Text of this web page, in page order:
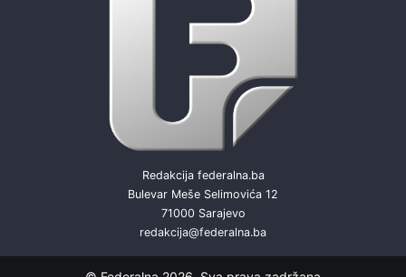
Redakcija federalna.ba
Bulevar Meše Selimovića 12
71000 Sarajevo
redakcija@federalna.ba